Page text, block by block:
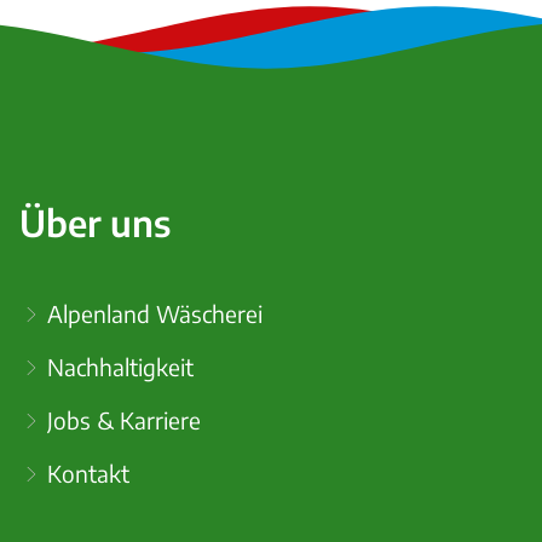
Über uns
Alpenland Wäscherei
Nachhaltigkeit
Jobs & Karriere
Kontakt